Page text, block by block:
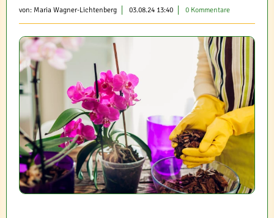
von: Maria Wagner-Lichtenberg 03.08.24 13:40 0 Kommentare